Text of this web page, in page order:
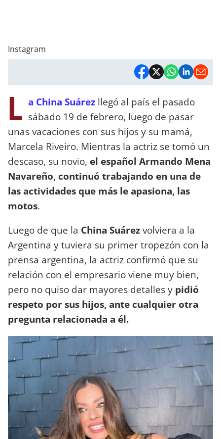
Instagram
L a China Suárez llegó al país el pasado
sábado 19 de febrero, luego de pasar
unas vacaciones con sus hijos y su mamá,
Marcela Riveiro. Mientras la actriz se tomó un
descaso, su novio, el español Armando Mena
Navareño, continuó trabajando en una de
las actividades que más le apasiona, las
motos.
Luego de que la China Suárezvolviera a la
Argentina y tuviera su primer tropezón con la
prensa argentina, la actriz confirmó que su
relación con el empresario viene muy bien,
pero no quiso dar mayores detalles y pidió
respeto por sus hijos, ante cualquier otra
pregunta relacionada a él.